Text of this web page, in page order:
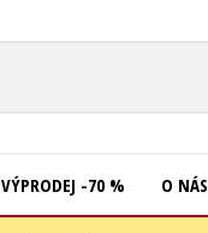
VÝPRODEJ -70 % O NÁS